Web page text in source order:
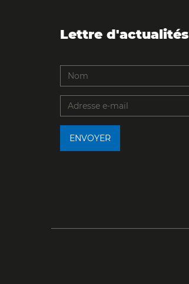
Lettre d'actualités
ENVOYER